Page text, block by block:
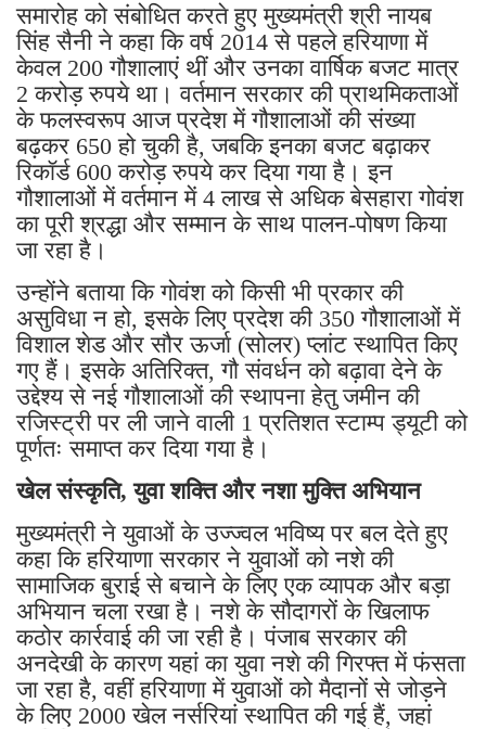
समारोह को संबोधित करते हुए मुख्यमंत्री श्री नायब
सिंह सैनी ने कहा कि वर्ष 2014 से पहले हरियाणा में
केवल 200 गौशालाएं थीं और उनका वार्षिक बजट मात्र
2 करोड़ रुपये था। वर्तमान सरकार की प्राथमिकताओं
के फलस्वरूप आज प्रदेश में गौशालाओं की संख्या
बढ़कर 650 हो चुकी है, जबकि इनका बजट बढ़ाकर
रिकॉर्ड 600 करोड़ रुपये कर दिया गया है। इन
गौशालाओं में वर्तमान में 4 लाख से अधिक बेसहारा गोवंश
का पूरी श्रद्धा और सम्मान के साथ पालन-पोषण किया
जा रहा है।
उन्होंने बताया कि गोवंश को किसी भी प्रकार की
असुविधा न हो, इसके लिए प्रदेश की 350 गौशालाओं में
विशाल शेड और सौर ऊर्जा (सोलर) प्लांट स्थापित किए
गए हैं। इसके अतिरिक्त, गौ संवर्धन को बढ़ावा देने के
उद्देश्य से नई गौशालाओं की स्थापना हेतु जमीन की
रजिस्ट्री पर ली जाने वाली 1 प्रतिशत स्टाम्प ड्यूटी को
पूर्णतः समाप्त कर दिया गया है।
खेल संस्कृति, युवा शक्ति और नशा मुक्ति अभियान
मुख्यमंत्री ने युवाओं के उज्ज्वल भविष्य पर बल देते हुए
कहा कि हरियाणा सरकार ने युवाओं को नशे की
सामाजिक बुराई से बचाने के लिए एक व्यापक और बड़ा
अभियान चला रखा है। नशे के सौदागरों के खिलाफ
कठोर कार्रवाई की जा रही है। पंजाब सरकार की
अनदेखी के कारण यहां का युवा नशे की गिरफ्त में फंसता
जा रहा है, वहीं हरियाणा में युवाओं को मैदानों से जोड़ने
के लिए 2000 खेल नर्सरियां स्थापित की गई हैं, जहां